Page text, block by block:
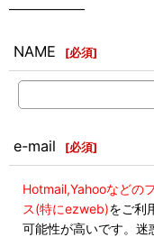
――――――
NAME [必須]
e-mail [必須]
Hotmail,Yahooなどの
ス(特にezweb)をご利
可能性が高いです。迷